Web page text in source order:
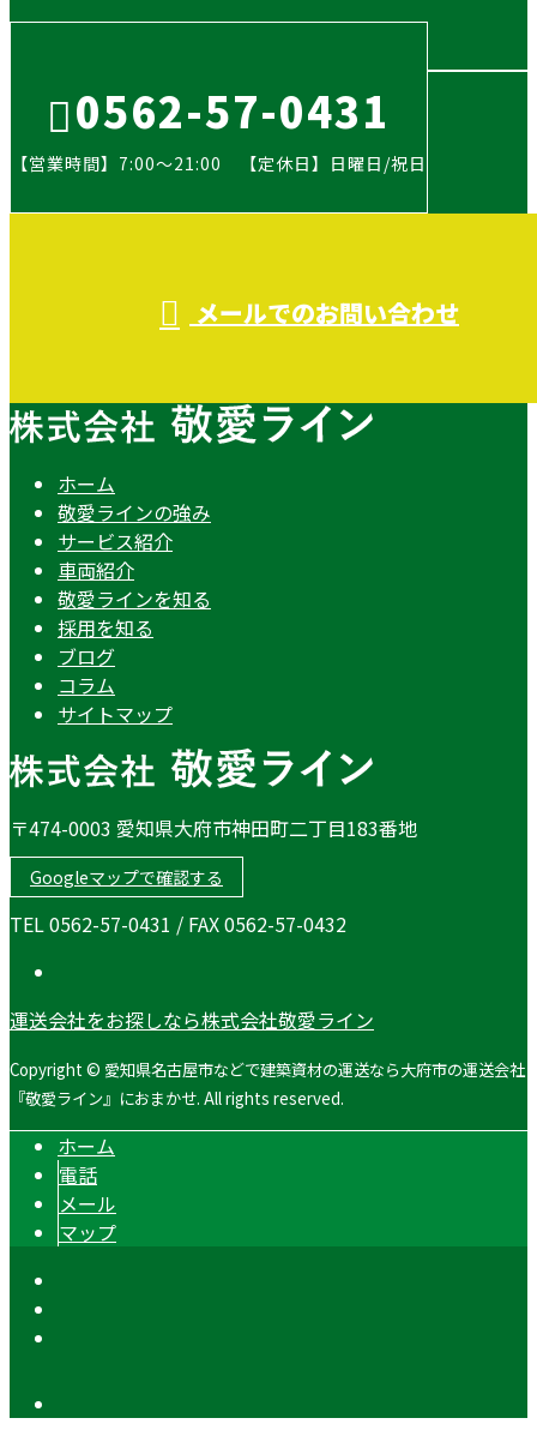
0562-57-0431
【営業時間】7:00～21:00 【定休日】日曜日/祝日
メールでのお問い合わせ
ホーム
敬愛ラインの強み
サービス紹介
車両紹介
敬愛ラインを知る
採用を知る
ブログ
コラム
サイトマップ
〒474-0003 愛知県大府市神田町二丁目183番地
Googleマップで確認する
TEL 0562-57-0431 / FAX 0562-57-0432
運送会社をお探しなら株式会社敬愛ライン
Copyright © 愛知県名古屋市などで建築資材の運送なら大府市の運送会社
『敬愛ライン』におまかせ. All rights reserved.
ホーム
電話
メール
マップ